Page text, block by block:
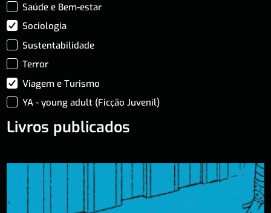
Saúde e Bem-estar
Sociologia
Sustentabilidade
Terror
Viagem e Turismo
YA - young adult (Ficção Juvenil)
Livros publicados